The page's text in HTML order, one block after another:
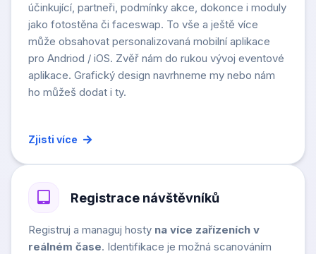
účinkující, partneři, podmínky akce, dokonce i moduly
jako fotostěna či faceswap. To vše a ještě více
může obsahovat personalizovaná mobilní aplikace
pro Andriod / iOS. Zvěř nám do rukou vývoj eventové
aplikace. Grafický design navrhneme my nebo nám
ho můžeš dodat i ty.
Zjisti více
Registrace návštěvníků
Registruj a managuj hosty na více zařízeních v
reálném čase. Identifikace je možná scanováním